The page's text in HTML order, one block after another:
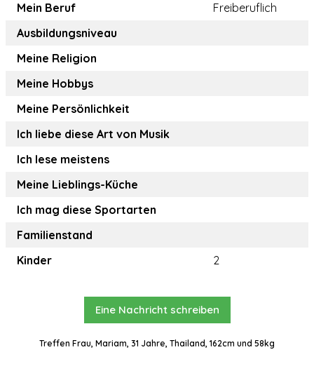
Mein Beruf
Freiberuflich
Ausbildungsniveau
Meine Religion
Meine Hobbys
Meine Persönlichkeit
Ich liebe diese Art von Musik
Ich lese meistens
Meine Lieblings-Küche
Ich mag diese Sportarten
Familienstand
Kinder
2
Eine Nachricht schreiben
Treffen Frau, Mariam, 31 Jahre, Thailand, 162cm und 58kg